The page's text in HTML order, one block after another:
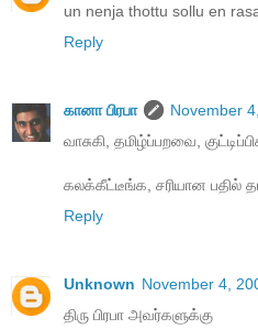
un nenja thottu sollu en
Reply
கானா பிரபா
November
வாசுகி, தமிழ்ப்பறவை,
கலக்கீட்டீங்க, சரியான பதில்
Reply
Unknown November 4,
திரு பிரபா அவர்களுக்கு